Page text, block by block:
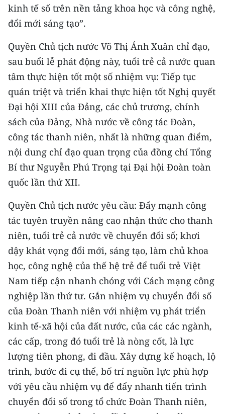
kinh tế số trên nền tảng khoa học và công nghệ,
đổi mới sáng tạo”.
Quyền Chủ tịch nước Võ Thị Ánh Xuân chỉ đạo,
sau buổi lễ phát động này, tuổi trẻ cả nước quan
tâm thực hiện tốt một số nhiệm vụ: Tiếp tục
quán triệt và triển khai thực hiện tốt Nghị quyết
Đại hội XIII của Đảng, các chủ trương, chính
sách của Đảng, Nhà nước về công tác Đoàn,
công tác thanh niên, nhất là những quan điểm,
nội dung chỉ đạo quan trọng của đồng chí Tổng
Bí thư Nguyễn Phú Trọng tại Đại hội Đoàn toàn
quốc lần thứ XII.
Quyền Chủ tịch nước yêu cầu: Đẩy mạnh công
tác tuyên truyền nâng cao nhận thức cho thanh
niên, tuổi trẻ cả nước về chuyển đổi số; khơi
dậy khát vọng đổi mới, sáng tạo, làm chủ khoa
học, công nghệ của thế hệ trẻ để tuổi trẻ Việt
Nam tiếp cận nhanh chóng với Cách mạng công
nghiệp lần thứ tư. Gắn nhiệm vụ chuyển đổi số
của Đoàn Thanh niên với nhiệm vụ phát triển
kinh tế-xã hội của đất nước, của các các ngành,
các cấp, trong đó tuổi trẻ là nòng cốt, là lực
lượng tiên phong, đi đầu. Xây dựng kế hoạch, lộ
trình, bước đi cụ thể, bố trí nguồn lực phù hợp
với yêu cầu nhiệm vụ để đẩy nhanh tiến trình
chuyển đổi số trong tổ chức Đoàn Thanh niên,